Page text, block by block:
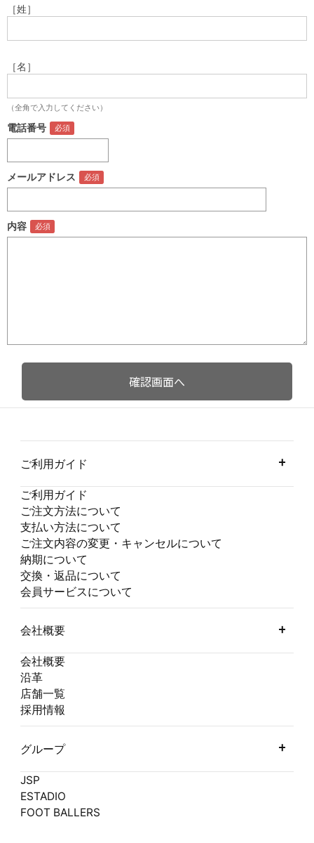
［姓］
［名］
（全角で入力してください）
電話番号
メールアドレス
内容
ご利用ガイド
ご利用ガイド
ご注文方法について
支払い方法について
ご注文内容の変更・キャンセルについて
納期について
交換・返品について
会員サービスについて
会社概要
会社概要
沿革
店舗一覧
採用情報
グループ
JSP
ESTADIO
FOOT BALLERS